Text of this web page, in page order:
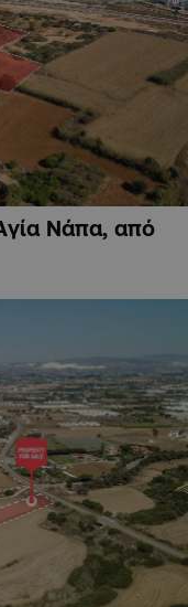
Νάπα, από